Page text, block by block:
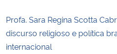
Profa. Sara Regina Scotta
discurso religioso e política
internacional